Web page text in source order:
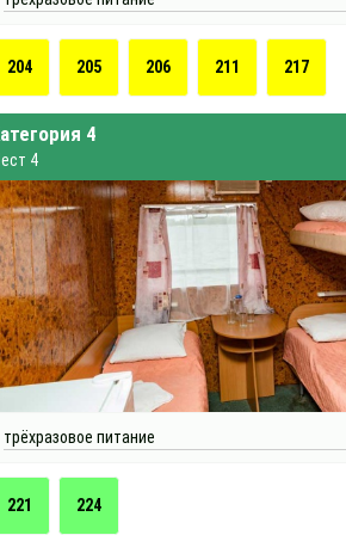
204 205 206 211 217
4
4
трёхразовое питание
221 224